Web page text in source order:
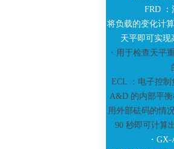
FRD
将负载的变化计
天平即可实现
・用于检查天平
ECL ：电子控
A&D 的内部平
用外部砝码的情
90 秒即可计算
・